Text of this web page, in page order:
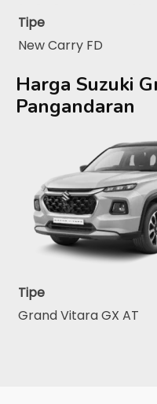
Tipe
New Carry FD
Harga Suzuki
Pangandaran
Tipe
Grand Vitara GX AT